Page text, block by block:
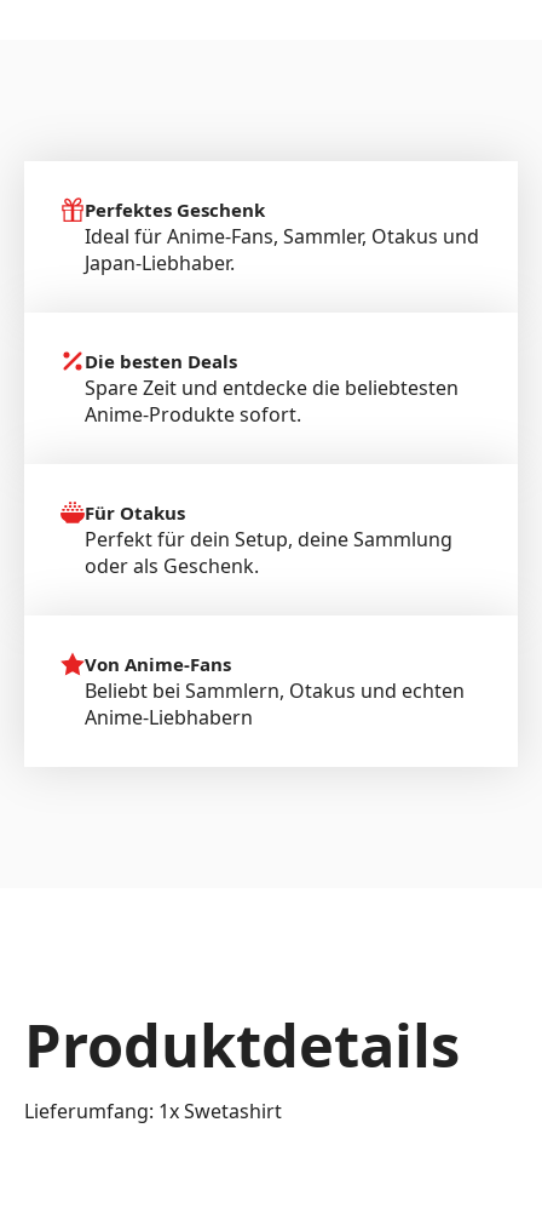
Perfektes Geschenk
Ideal für Anime-Fans, Sammler, Otakus und
Japan-Liebhaber.
Die besten Deals
Spare Zeit und entdecke die beliebtesten
Anime-Produkte sofort.
Für Otakus
Perfekt für dein Setup, deine Sammlung
oder als Geschenk.
Von Anime-Fans
Beliebt bei Sammlern, Otakus und echten
Anime-Liebhabern
Produktdetails
Lieferumfang: 1x Swetashirt